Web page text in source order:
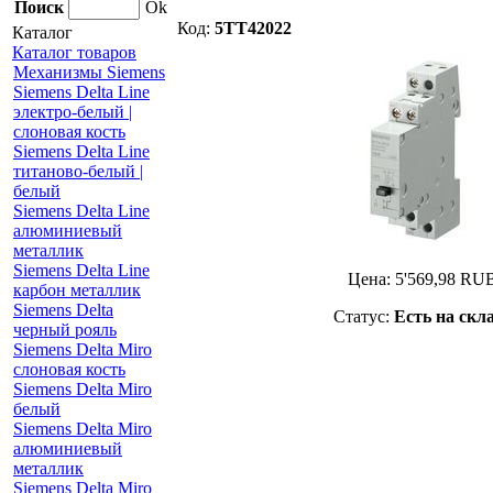
Поиск
Ok
Каталог
Каталог товаров
Механизмы Siemens
Siemens Delta Line
электро-белый |
слоновая кость
Siemens Delta Line
титаново-белый |
белый
Siemens Delta Line
алюминиевый
металлик
Siemens Delta Line
карбон металлик
Siemens Delta
черный рояль
Siemens Delta Miro
слоновая кость
Siemens Delta Miro
белый
Siemens Delta Miro
алюминиевый
металлик
Siemens Delta Miro
Код: 5TT42022
Цена: 5'569,98
Статус: Есть на